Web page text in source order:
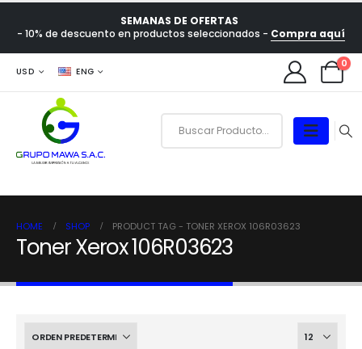
SEMANAS DE OFERTAS
- 10% de descuento en productos seleccionados - Compra aquí
USD ENG
0
HOME SHOP PRODUCT TAG - TONER XEROX 106R03623
Toner Xerox 106R03623